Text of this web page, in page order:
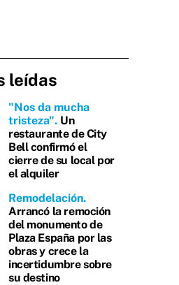
leídas
"Nos da mucha
tristeza" Un
restaurante de City
Bell confirmó el
cierre de su local por
el alquiler
Remodelación
Arrancó la remoción
del monumento de
Plaza España por las
obras y crece la
incertidumbre sobre
su destino